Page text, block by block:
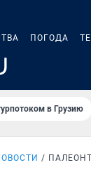
ПОГОДА
в Грузию